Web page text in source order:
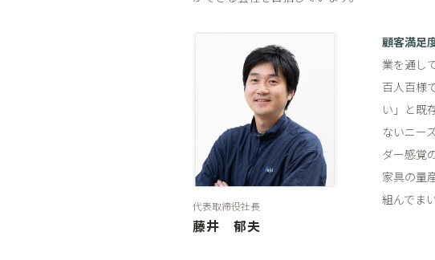
代表取締役社長
藤井 郁夫
顧客満足
業を通し
百人百様
い」と既
ないニー
ダー感覚
家具の量
組んでま